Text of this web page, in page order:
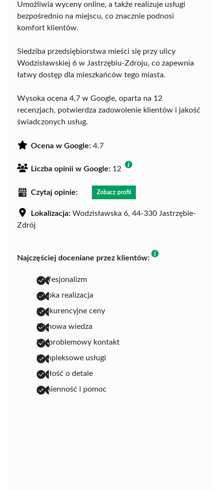
Umożliwia wyceny online, a także realizuje usługi
bezpośrednio na miejscu, co znacznie podnosi
komfort klientów.
Siedziba przedsiębiorstwa mieści się przy ulicy
Wodzisławskiej 6 w Jastrzębiu-Zdroju, co zapewnia
łatwy dostęp dla mieszkańców tego miasta.
Wysoka ocena 4,7 w Google, oparta na 12
recenzjach, potwierdza zadowolenie klientów i jakość
świadczonych usług.
Ocena w Google: 4.7
Liczba opinii w Google: 12
Czytaj opinie: Zobacz profil
Lokalizacja: Wodzisławska 6, 44-330 Jastrzębie-
Zdrój
Najczęściej doceniane przez klientów:
profesjonalizm
szybka realizacja
konkurencyjne ceny
fachowa wiedza
bezproblemowy kontakt
kompleksowe usługi
dbałość o detale
sumienność i pomoc